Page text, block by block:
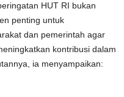
HUT RI bukan
penting untuk
dan pemerintah agar
kontribusi dalam
ia menyampaikan: